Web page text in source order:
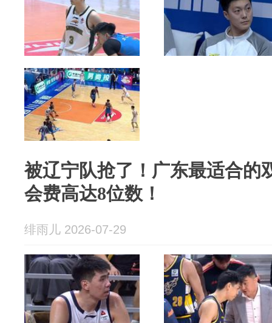
被辽宁队抢了！广东最适合的
会费高达8位数！
绯雨儿 2026-07-29